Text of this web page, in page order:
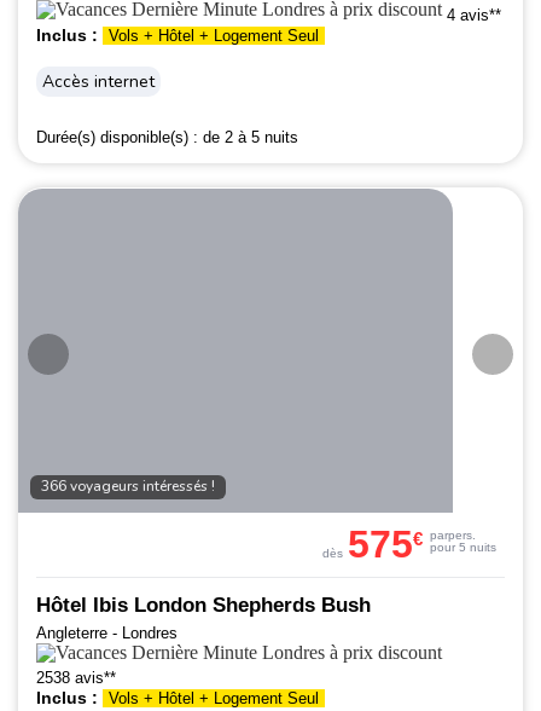
4 avis**
Inclus : Vols + Hôtel + Logement Seul
Accès internet
Durée(s) disponible(s) : de 2 à 5 nuits
366 voyageurs intéressés !
Hôtel Ibis London Shepherds Bush
Angleterre - Londres
2538 avis**
Inclus : Vols + Hôtel + Logement Seul
dès 575€ parpers.
pour 5 nuits